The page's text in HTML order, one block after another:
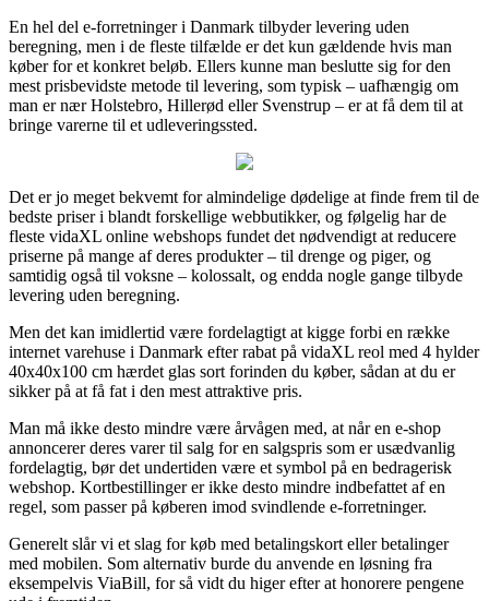
En hel del e-forretninger i Danmark tilbyder levering uden
beregning, men i de fleste tilfælde er det kun gældende hvis man
køber for et konkret beløb. Ellers kunne man beslutte sig for den
mest prisbevidste metode til levering, som typisk – uafhængig om
man er nær Holstebro, Hillerød eller Svenstrup – er at få dem til at
bringe varerne til et udleveringssted.
Det er jo meget bekvemt for almindelige dødelige at finde frem til de
bedste priser i blandt forskellige webbutikker, og følgelig har de
fleste vidaXL online webshops fundet det nødvendigt at reducere
priserne på mange af deres produkter – til drenge og piger, og
samtidig også til voksne – kolossalt, og endda nogle gange tilbyde
levering uden beregning.
Men det kan imidlertid være fordelagtigt at kigge forbi en række
internet varehuse i Danmark efter rabat på vidaXL reol med 4 hylder
40x40x100 cm hærdet glas sort forinden du køber, sådan at du er
sikker på at få fat i den mest attraktive pris.
Man må ikke desto mindre være årvågen med, at når en e-shop
annoncerer deres varer til salg for en salgspris som er usædvanlig
fordelagtig, bør det undertiden være et symbol på en bedragerisk
webshop. Kortbestillinger er ikke desto mindre indbefattet af en
regel, som passer på køberen imod svindlende e-forretninger.
Generelt slår vi et slag for køb med betalingskort eller betalinger
med mobilen. Som alternativ burde du anvende en løsning fra
eksempelvis ViaBill, for så vidt du higer efter at honorere pengene